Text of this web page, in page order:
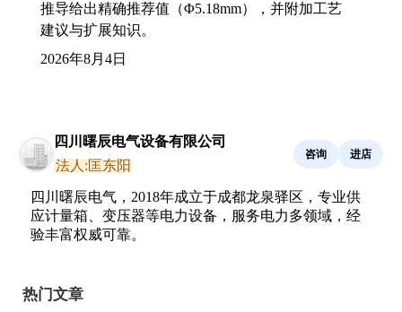
推导给出精确推荐值（Φ5.18mm），并附加工艺
建议与扩展知识。
2026年8月4日
四川曙辰电气设备有限公司
法人:匡东阳
咨询 进店
四川曙辰电气，2018年成立于成都龙泉驿区，专业供
应计量箱、变压器等电力设备，服务电力多领域，经
验丰富权威可靠。
热门文章